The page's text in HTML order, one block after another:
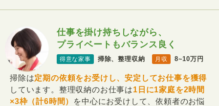
仕事を掛け持ちしながら、
プライベートもバランス良く
得意な家事 掃除、整理収納 月収 8~10万円
掃除は定期の依頼をお受けし、安定してお仕事を獲得
しています。整理収納のお仕事は1日に1家庭を2時間
×3枠（計6時間）
を中心にお受けして、依頼者のお悩